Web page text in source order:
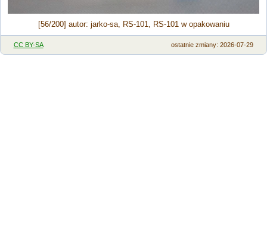
[56/200] autor: jarko-sa, RS-101, RS-101 w opakowaniu
CC BY-SA ostatnie zmiany: 2026-07-29